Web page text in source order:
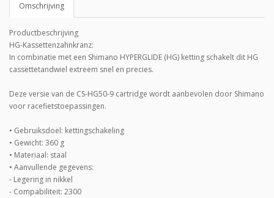
Omschrijving
Productbeschrijving
HG-Kassettenzahnkranz:
In combinatie met een Shimano HYPERGLIDE (HG) ketting schakelt dit HG
cassettetandwiel extreem snel en precies.
Deze versie van de CS-HG50-9 cartridge wordt aanbevolen door Shimano
voor racefietstoepassingen.
• Gebruiksdoel: kettingschakeling
• Gewicht: 360 g
• Materiaal: staal
• Aanvullende gegevens:
- Legering in nikkel
- Compabiliteit: 2300